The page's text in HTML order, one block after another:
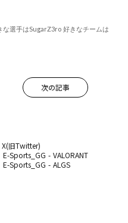
な選手はSugarZ3ro 好きなチームは
次の記事
X(旧Twitter)
E-Sports_GG - VALORANT
E-Sports_GG - ALGS